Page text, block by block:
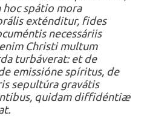
hoc spátio mora
exténditur, fides
necessáriis
Christi multum
turbáverat: et de
emissióne spíritus, de
sepultúra gravátis
quidam diffidéntiæ